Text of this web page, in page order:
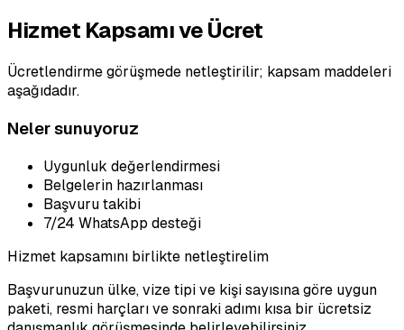
Hizmet Kapsamı ve Ücret
Ücretlendirme görüşmede netleştirilir; kapsam maddeleri
aşağıdadır.
Neler sunuyoruz
Uygunluk değerlendirmesi
Belgelerin hazırlanması
Başvuru takibi
7/24 WhatsApp desteği
Hizmet kapsamını birlikte netleştirelim
Başvurunuzun ülke, vize tipi ve kişi sayısına göre uygun
paketi, resmi harçları ve sonraki adımı kısa bir ücretsiz